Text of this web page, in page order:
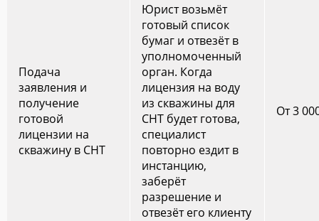
Подача
заявления и
получение
готовой
лицензии на
скважину в СНТ
Юрист возьмёт
готовый список
бумаг и отвезёт в
уполномоченный
орган. Когда
лицензия на воду
из скважины для
СНТ будет готова,
специалист
повторно ездит в
инстанцию,
заберёт
разрешение и
отвезёт его клиенту
От 3